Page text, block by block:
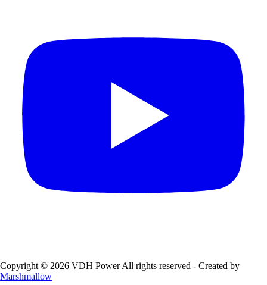
Copyright © 2026 VDH Power All rights reserved - Created by
Marshmallow